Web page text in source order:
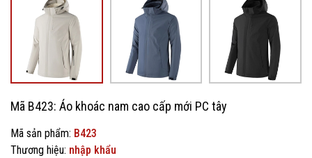
Mã B423: Áo khoác nam cao cấp mới PC tây
Mã sản phẩm: B423
Thương hiệu: nhập khẩu